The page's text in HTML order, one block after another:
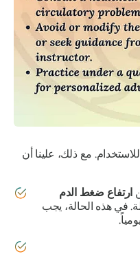
مع ذلك، علينا أن
ارتفاع ضغط الدم
في هذه الحالة، يجب